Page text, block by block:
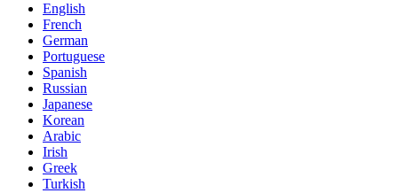
English
French
German
Portuguese
Spanish
Russian
Japanese
Korean
Arabic
Irish
Greek
Turkish